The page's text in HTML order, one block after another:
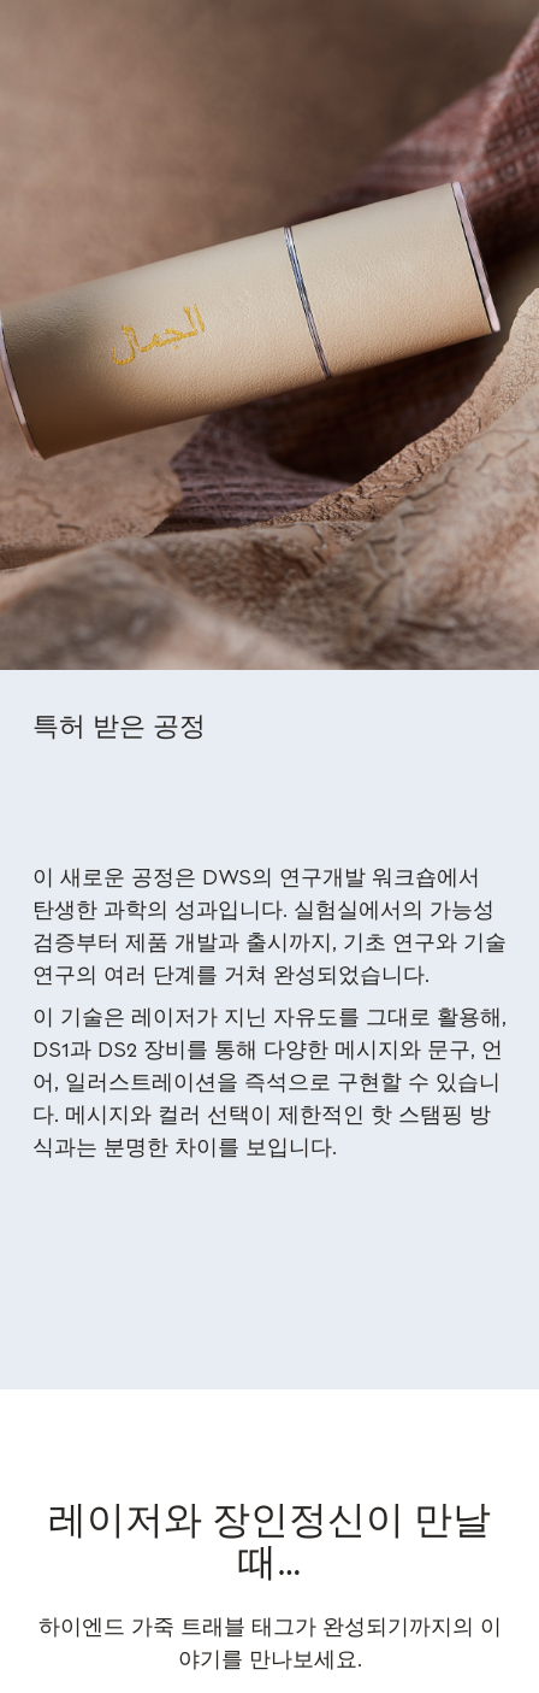
특허 받은 공정
이 새로운 공정은 DWS의 연구개발 워크숍에서
탄생한 과학의 성과입니다. 실험실에서의 가능성
검증부터 제품 개발과 출시까지, 기초 연구와 기술
연구의 여러 단계를 거쳐 완성되었습니다.
이 기술은 레이저가 지닌 자유도를 그대로 활용해,
DS1과 DS2 장비를 통해 다양한 메시지와 문구, 언
어, 일러스트레이션을 즉석으로 구현할 수 있습니
다. 메시지와 컬러 선택이 제한적인 핫 스탬핑 방
식과는 분명한 차이를 보입니다.
레이저와 장인정신이 만날
때…
하이엔드 가죽 트래블 태그가 완성되기까지의 이
야기를 만나보세요.